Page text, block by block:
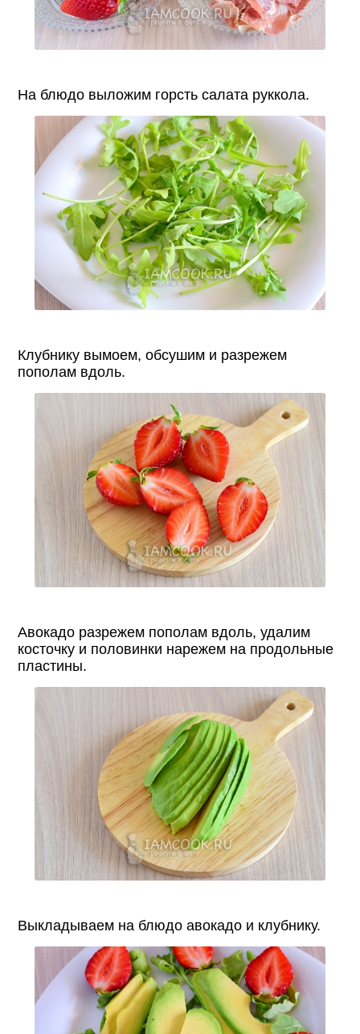
На блюдо выложим горсть салата руккола.
Клубнику вымоем, обсушим и разрежем
пополам вдоль.
Авокадо разрежем пополам вдоль, удалим
косточку и половинки нарежем на продольные
пластины.
Выкладываем на блюдо авокадо и клубнику.